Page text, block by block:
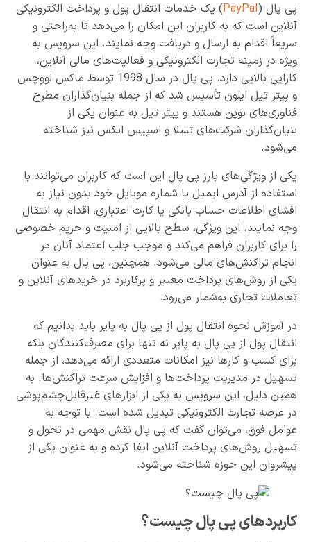
پی پال (PayPal) یک خدمات انتقال پول و پرداخت الکترونیکی
آنلاین است که به کاربران این امکان را می‌دهد تا به‌راحتی و
سریعاً اقدام به ارسال و دریافت وجه نمایند. این سرویس به
ویژه در زمینه تجارت الکترونیکی و فعالیت‌های مالی آنلاین،
کارایی بالایی دارد. پی پال در سال 1998 توسط ماکس لووچس
و پیتر تیل ایلون تأسیس شد که از جمله بنیان‌گذاران مطرح
فناوری‌های نوین هستند و پیتر تیل به عنوان یکی از
بنیان‌گذاران شرکت‌های تسلا و اسپیس ایکس نیز شناخته
می‌شود.
یکی از ویژگی‌های بارز پی پال این است که کاربران می‌توانند با
استفاده از آدرس ایمیل یا شماره موبایل خود بدون نیاز به
افشای اطلاعات حساب بانکی یا کارت اعتباری، اقدام به انتقال
وجه نمایند. این ویژگی، سطح بالایی از امنیت و حریم خصوصی
را برای کاربران فراهم می‌کند و موجب جلب اعتماد آنان در
انجام تراکنش‌های مالی می‌شود. همچنین، پی پال به عنوان
یکی از روش‌های پرداخت معتبر و پرکاربرد در خریدهای آنلاین و
تعاملات تجاری به‌شمار می‌رود.
در آموزش نحوه انتقال پول از پی پال به پایر باید بدانیم که
انتقال پول از پی پال به پایر نه تنها برای مصرف‌کنندگان بلکه
برای کسب و کارها نیز امکانات متعددی ارائه می‌دهد، از جمله
تسهیل در مدیریت پرداخت‌ها و افزایش سرعت تراکنش‌ها. به
همین دلیل، این سرویس به یکی از ابزارهای غیرقابل‌چشم‌پوشی
در عرصه تجارت الکترونیکی تبدیل شده است. با توجه به
عوامل فوق، می‌توان گفت که پی پال نقش مهمی در تحول و
تسهیل روش‌های پرداخت آنلاین ایفا کرده و به عنوان یکی از
پیشروان این حوزه شناخته می‌شود.
کاربردهای پی پال چیست؟